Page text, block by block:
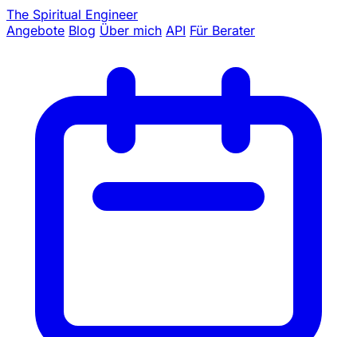
The Spiritual Engineer
Angebote Blog Über mich API Für Berater